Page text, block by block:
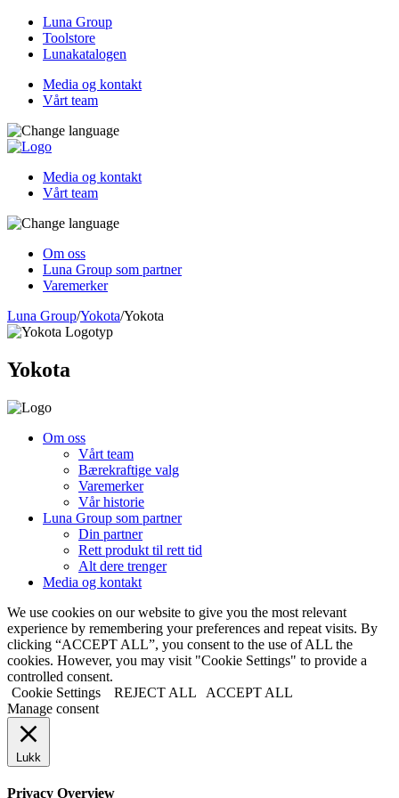
Luna Group
Toolstore
Lunakatalogen
Media og kontakt
Vårt team
Media og kontakt
Vårt team
Om oss
Luna Group som partner
Varemerker
Luna Group/Yokota/Yokota
Yokota
Om oss
Vårt team
Bærekraftige valg
Varemerker
Vår historie
Luna Group som partner
Din partner
Rett produkt til rett tid
Alt dere trenger
Media og kontakt
We use cookies on our website to give you the most relevant
experience by remembering your preferences and repeat visits. By
clicking “ACCEPT ALL”, you consent to the use of ALL the
cookies. However, you may visit "Cookie Settings" to provide a
controlled consent.
Cookie Settings
REJECT ALL
ACCEPT ALL
Manage consent
Lukk
Privacy Overview